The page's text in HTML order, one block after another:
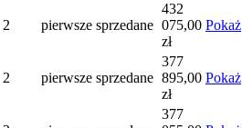
2 pierwsze sprzedane
432
075,00
zł
Pokaż
2 pierwsze sprzedane
377
895,00
zł
Pokaż
377